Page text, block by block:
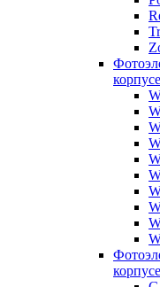
корпусе
корпусе